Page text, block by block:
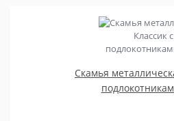
Скамья